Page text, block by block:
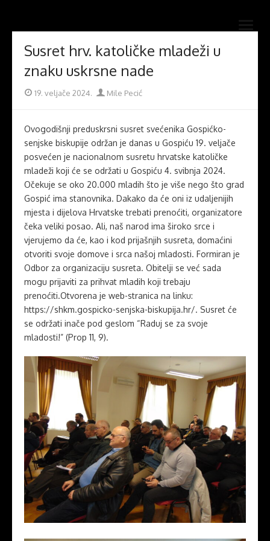
content
open
Susret hrv. katoličke mladeži u
znaku uskrsne nade
Posted
19. veljače 2024. Author
Mile Pecić
Ovogodišnji preduskrsni susret svećenika Gospićko-
senjske biskupije održan je danas u Gospiću 19. veljače
posvećen je nacionalnom susretu hrvatske katoličke
mladeži koji će se održati u Gospiću 4. svibnja 2024.
Očekuje se oko 20.000 mladih što je više nego što grad
Gospić ima stanovnika. Dakako da će oni iz udaljenijih
mjesta i dijelova Hrvatske trebati prenoćiti, organizatore
čeka veliki posao. Ali, naš narod ima široko srce i
vjerujemo da će, kao i kod prijašnjih susreta, domaćini
otvoriti svoje domove i srca našoj mladosti. Formiran je
Odbor za organizaciju susreta. Obitelji se već sada
mogu prijaviti za prihvat mladih koji trebaju
prenoćiti.Otvorena je web-stranica na linku:
https://shkm.gospicko-senjska-biskupija.hr/. Susret će
se održati inače pod geslom “Raduj se za svoje
mladosti!” (Prop 11, 9).